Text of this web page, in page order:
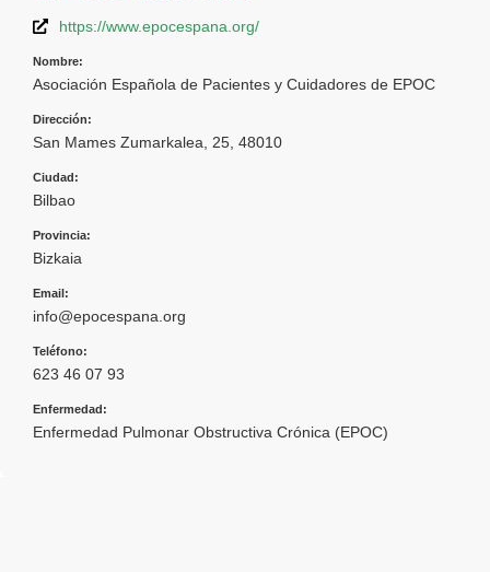
https://www.epocespana.org/
Nombre:
Asociación Española de Pacientes y Cuidadores de EPOC
Dirección:
San Mames Zumarkalea, 25, 48010
Ciudad:
Bilbao
Provincia:
Bizkaia
Email:
info@epocespana.org
Teléfono:
623 46 07 93
Enfermedad:
Enfermedad Pulmonar Obstructiva Crónica (EPOC)